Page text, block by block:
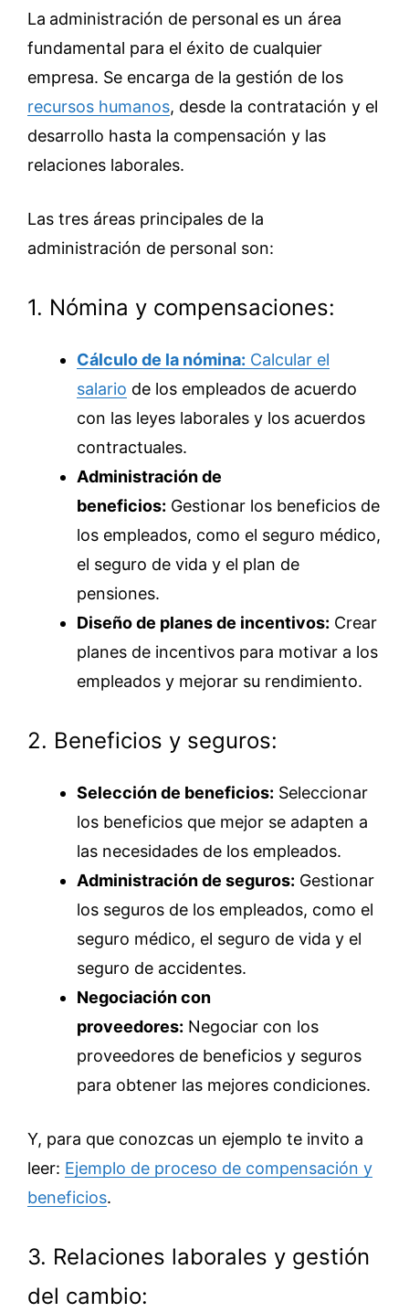
La administración de personal es un área
fundamental para el éxito de cualquier
empresa. Se encarga de la gestión de los
recursos humanos, desde la contratación y el
desarrollo hasta la compensación y las
relaciones laborales.
Las tres áreas principales de la
administración de personal son:
1. Nómina y compensaciones:
Cálculo de la nómina: Calcular el
salario de los empleados de acuerdo
con las leyes laborales y los acuerdos
contractuales.
Administración de
beneficios: Gestionar los beneficios de
los empleados, como el seguro médico,
el seguro de vida y el plan de
pensiones.
Diseño de planes de incentivos: Crear
planes de incentivos para motivar a los
empleados y mejorar su rendimiento.
2. Beneficios y seguros:
Selección de beneficios: Seleccionar
los beneficios que mejor se adapten a
las necesidades de los empleados.
Administración de seguros: Gestionar
los seguros de los empleados, como el
seguro médico, el seguro de vida y el
seguro de accidentes.
Negociación con
proveedores: Negociar con los
proveedores de beneficios y seguros
para obtener las mejores condiciones.
Y, para que conozcas un ejemplo te invito a
leer: Ejemplo de proceso de compensación y
beneficios.
3. Relaciones laborales y gestión
del cambio: